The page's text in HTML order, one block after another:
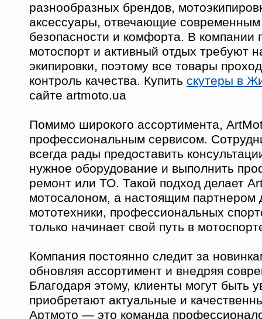
разнообразных брендов,
аксессуары, отвечающие
безопасности и комфорта. В компании
мотоспорт и активный отдых требуют
экипировки, поэтому все товары
контроль качества. Купить скутеры в
сайте artmoto.ua
Помимо широкого ассортимента,
профессиональным сервисом.
всегда рады предоставить
нужное оборудование и выполнить
ремонт или ТО. Такой подход делает
мотосалоном, а настоящим партнером
мототехники, профессиональных
только начинает свой путь в
Компания постоянно следит за
обновляя ассортимент и внедряя
Благодаря этому, клиенты могут быть
приобретают актуальные и
Артмото — это команда